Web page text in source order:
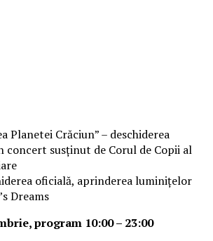
Planetei Crăciun” – deschiderea
concert susținut de Corul de Copii al
oficială, aprinderea luminițelor
Dreams
program 10:00 – 23:00